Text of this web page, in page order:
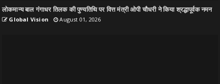
लोकमान्य बाल गंगाधर तिलक की पुण्यतिथि पर वित्त मंत्री ओपी चौधरी ने किया श्रद्धापूर्वक नमन
Global Vision August 01, 2026